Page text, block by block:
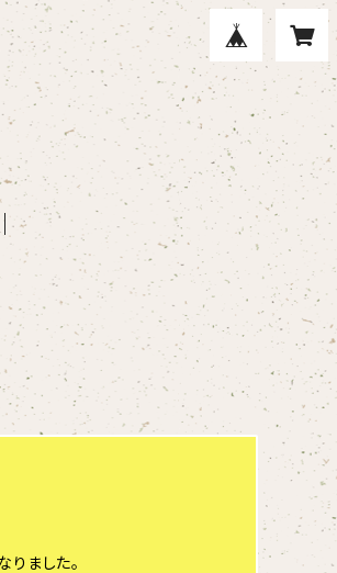
ました。